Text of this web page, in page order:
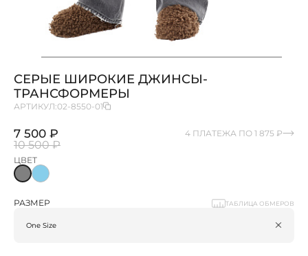
СЕРЫЕ ШИРОКИЕ ДЖИНСЫ-
ТРАНСФОРМЕРЫ
АРТИКУЛ:02-8550-01
7 500 ₽
10 500 ₽
4 ПЛАТЕЖА ПО 1 875 ₽
ЦВЕТ
РАЗМЕР ТАБЛИЦА ОБМЕРОВ